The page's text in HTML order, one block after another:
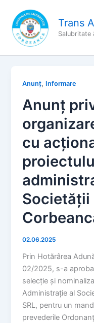
content
Trans
Salubritate
Anunț, Informare
Anunț
cu
Societății
02.06.2025
Prin Hotărârea
02/2025, s-a
selecție și
Administrație al
SRL, pentru un
prevederile